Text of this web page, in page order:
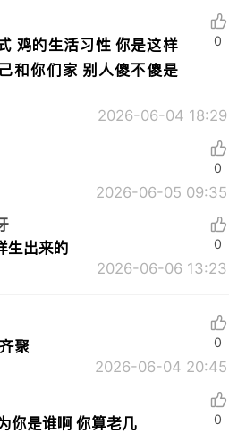
鸡的生活习性 你是这样
和你们家 别人傻不傻是
2026-06-04 18:29
0
2026-06-05 09:35
0
生出来的
2026-06-06 13:23
0
聚
2026-06-04 20:45
0
你是谁啊 你算老几
0